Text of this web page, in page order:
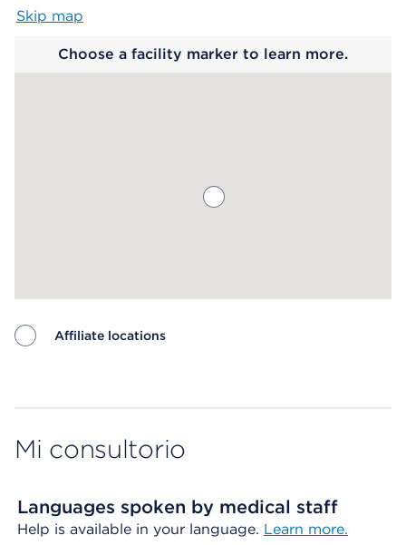
Skip map
Choose a facility marker to learn more.
Affiliate locations
Mi consultorio
Languages spoken by medical staff
Help is available in your language. Learn more.